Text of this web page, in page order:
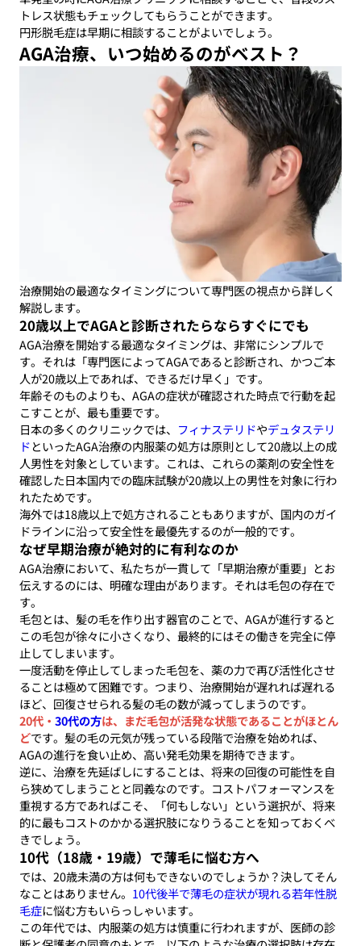
トレス状態もチェックしてもらうことができます。
円形脱毛症は早期に相談することがよいでしょう。
AGA治療、いつ始めるのがベスト？
治療開始の最適なタイミングについて専門医の視点から詳しく
解説します。
20歳以上でAGAと診断されたらならすぐにでも
AGA治療を開始する最適なタイミングは、非常にシンプルで
す。それは「専門医によってAGAであると診断され、かつご本
人が20歳以上であれば、できるだけ早く」です。
年齢そのものよりも、AGAの症状が確認された時点で行動を起
こすことが、最も重要です。
日本の多くのクリニックでは、 フィナステリドやデュタステリ
ドといったAGA治療の内服薬の処方は原則として20歳以上の成
人男性を対象としています。これは、これらの薬剤の安全性を
確認した日本国内での臨床試験が20歳以上の男性を対象に行わ
れたためです。
海外では18歳以上で処方されることもありますが、国内のガイ
ドラインに沿って安全性を最優先するのが一般的です。
なぜ早期治療が絶対的に有利なのか
AGA治療において、私たちが一貫して「早期治療が重要」とお
伝えするのには、明確な理由があります。それは毛包の存在で
す。
毛包とは、髪の毛を作り出す器官のことで、AGAが進行すると
この毛包が徐々に小さくなり、最終的にはその働きを完全に停
止してしまいます。
一度活動を停止してしまった毛包を、薬の力で再び活性化させ
ることは極めて困難です。つまり、治療開始が遅れれば遅れる
ほど、回復させられる髪の毛の数が減ってしまうのです。
20代・ 30代の方は、まだ毛包が活発な状態であることがほとん
どです。髪の毛の元気が残っている段階で治療を始めれば、
AGAの進行を食い止め、高い発毛効果を期待できます。
逆に、治療を先延ばしにすることは、将来の回復の可能性を自
ら狭めてしまうことと同義なのです。コストパフォーマンスを
重視する方であればこそ、「何もしない」という選択が、将来
的に最もコストのかかる選択肢になりうることを知っておくべ
きでしょう。
10代（18歳・19歳）で薄毛に悩む方へ
では、20歳未満の方は何もできないのでしょうか？決してそん
なことはありません。 10代後半で薄毛の症状が現れる若年性脱
毛症に悩む方もいらっしゃいます。
この年代では、内服薬の処方は慎重に行われますが、医師の診